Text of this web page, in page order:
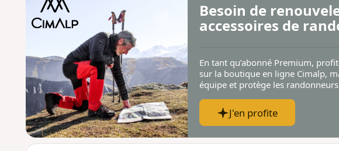
Besoin de
accessoires de
En tant qu’abonné Premium,
sur la boutique en ligne Cimalp,
équipe et protège les
J'en profite